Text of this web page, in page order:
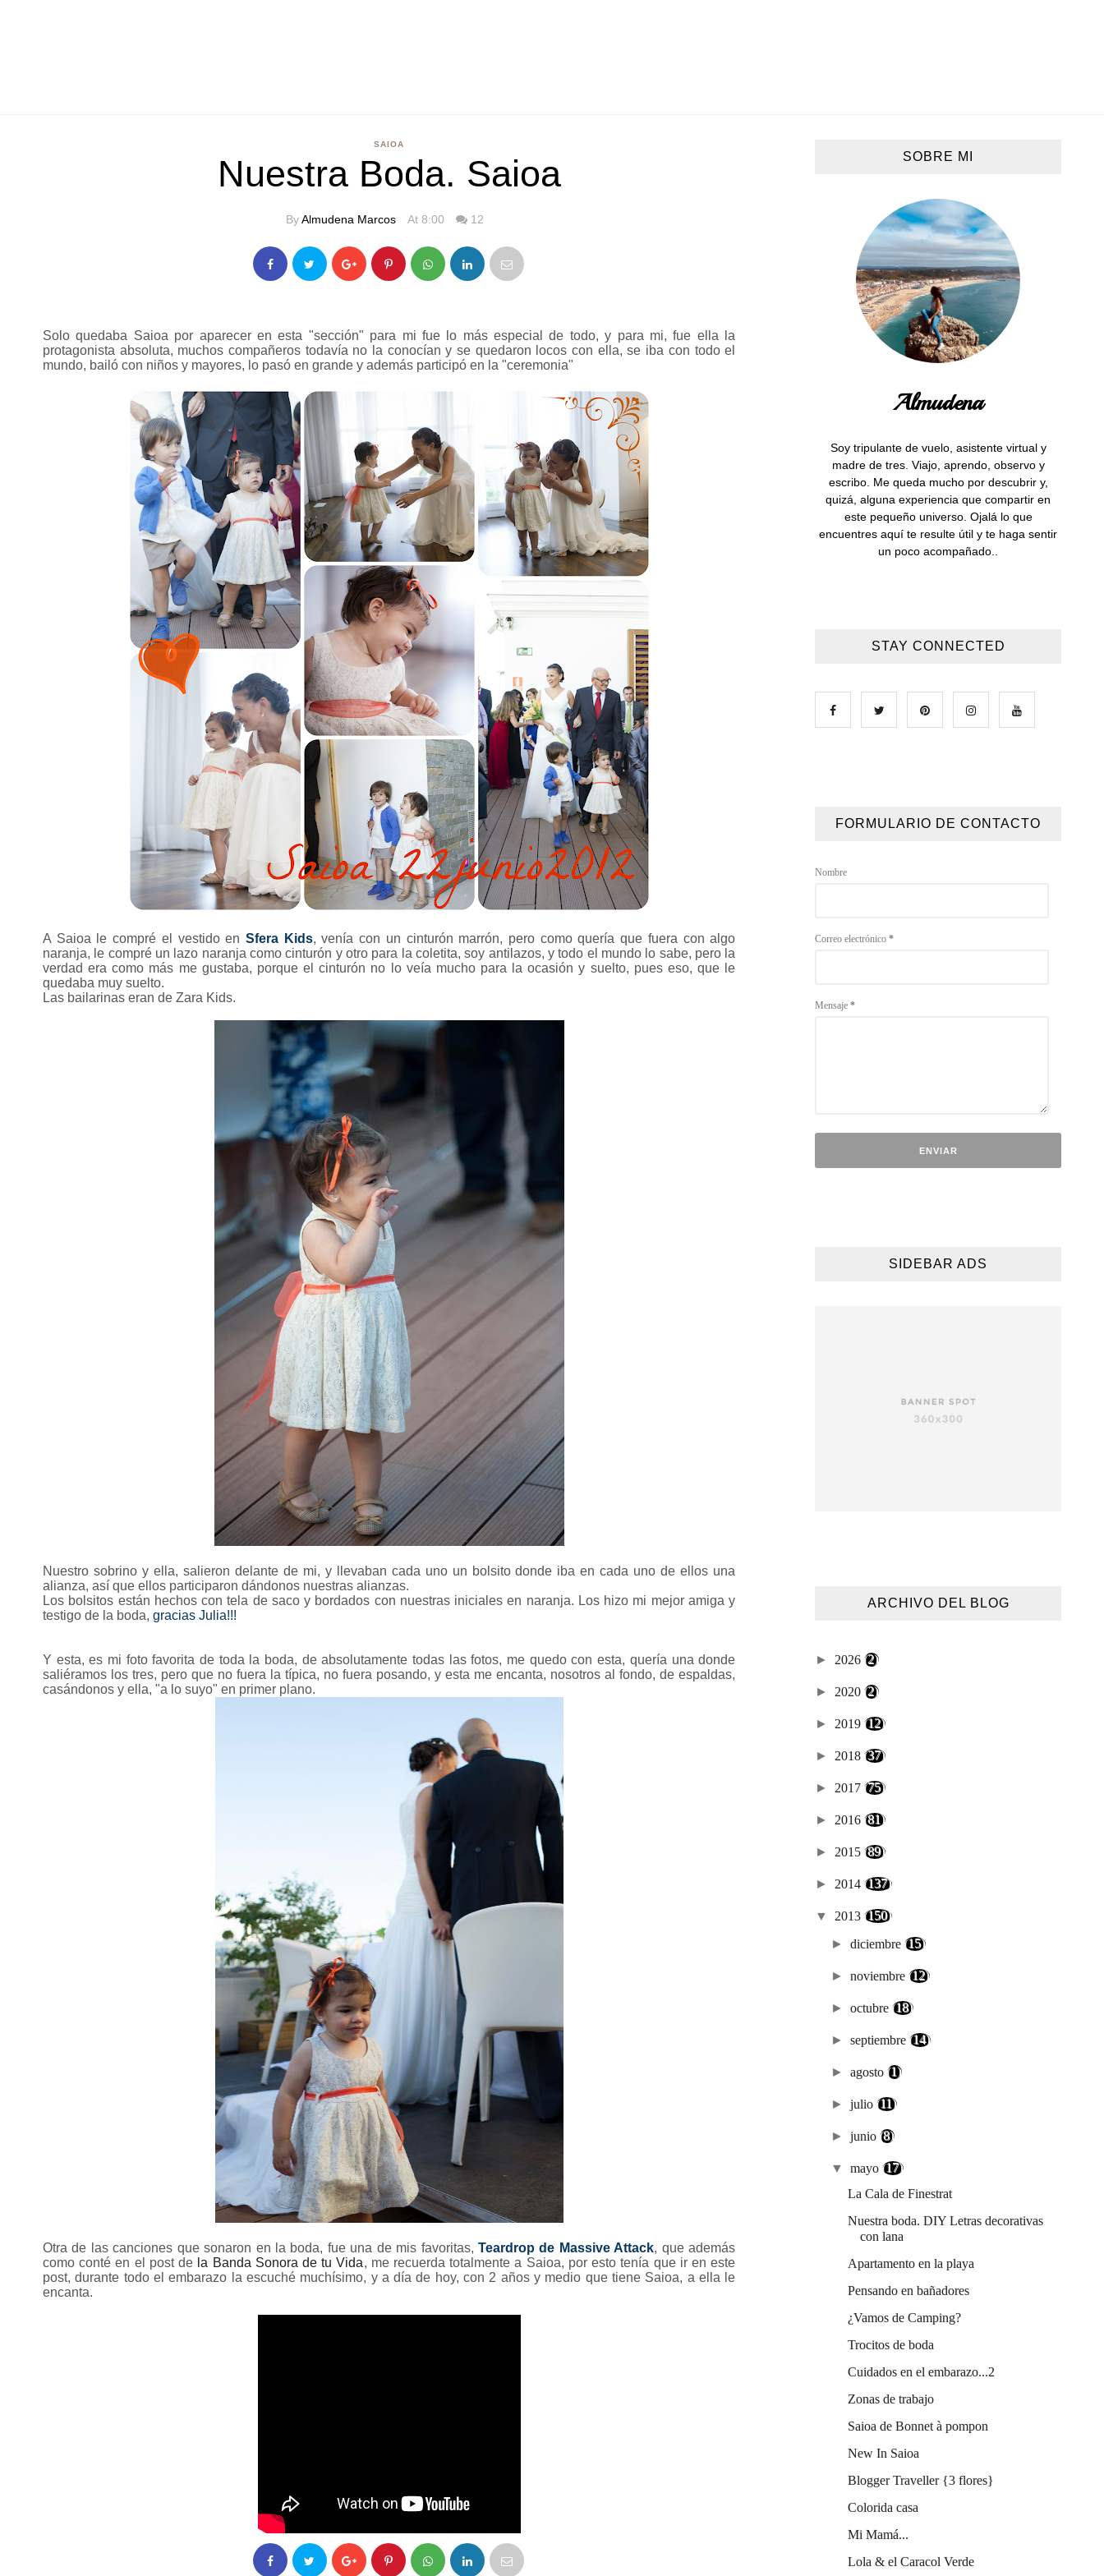
SAIOA
Nuestra Boda. Saioa
ByAlmudena Marcos At 8:00 12
Solo quedaba Saioa por aparecer en esta "sección" para mi fue lo más especial de todo, y para mi, fue ella la
protagonista absoluta, muchos compañeros todavía no la conocían y se quedaron locos con ella, se iba con todo el
mundo, bailó con niños y mayores, lo pasó en grande y además participó en la "ceremonia"
A Saioa le compré el vestido en Sfera Kids, venía con un cinturón marrón, pero como quería que fuera con algo
naranja, le compré un lazo naranja como cinturón y otro para la coletita, soy antilazos, y todo el mundo lo sabe, pero la
verdad era como más me gustaba, porque el cinturón no lo veía mucho para la ocasión y suelto, pues eso, que le
quedaba muy suelto.
Las bailarinas eran de Zara Kids.
Nuestro sobrino y ella, salieron delante de mi, y llevaban cada uno un bolsito donde iba en cada uno de ellos una
alianza, así que ellos participaron dándonos nuestras alianzas.
Los bolsitos están hechos con tela de saco y bordados con nuestras iniciales en naranja. Los hizo mi mejor amiga y
testigo de la boda, gracias Julia!!!
Y esta, es mi foto favorita de toda la boda, de absolutamente todas las fotos, me quedo con esta, quería una donde
saliéramos los tres, pero que no fuera la típica, no fuera posando, y esta me encanta, nosotros al fondo, de espaldas,
casándonos y ella, "a lo suyo" en primer plano.
Otra de las canciones que sonaron en la boda, fue una de mis favoritas, Teardrop de Massive Attack, que además
como conté en el post de la Banda Sonora de tu Vida, me recuerda totalmente a Saioa, por esto tenía que ir en este
post, durante todo el embarazo la escuché muchísimo, y a día de hoy, con 2 años y medio que tiene Saioa, a ella le
encanta.
SOBRE MI
Almudena
Soy tripulante de vuelo, asistente virtual y
madre de tres. Viajo, aprendo, observo y
escribo. Me queda mucho por descubrir y,
quizá, alguna experiencia que compartir en
este pequeño universo. Ojalá lo que
encuentres aquí te resulte útil y te haga sentir
un poco acompañado..
STAY CONNECTED
FORMULARIO DE CONTACTO
Nombre
Correo electrónico *
Mensaje *
SIDEBAR ADS
ARCHIVO DEL BLOG
► 2026 (2)
► 2020 (2)
► 2019 (12)
► 2018 (37)
► 2017 (75)
► 2016 (81)
► 2015 (89)
► 2014 (137)
▼ 2013 (150)
►diciembre (15)
►noviembre (12)
►octubre (18)
►septiembre (14)
►agosto(1)
►julio(11)
►junio(8)
▼mayo (17)
La Cala de Finestrat
Nuestra boda. DIY Letras decorativas
con lana
Apartamento en la playa
Pensando en bañadores
¿Vamos de Camping?
Trocitos de boda
Cuidados en el embarazo...2
Zonas de trabajo
Saioa de Bonnet à pompon
New In Saioa
Blogger Traveller {3 flores}
Colorida casa
Mi Mamá...
Lola & el Caracol Verde